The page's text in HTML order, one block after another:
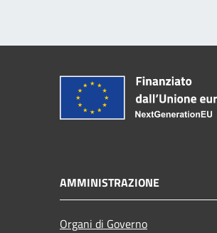
AMMINISTRAZIONE
Organi di Governo